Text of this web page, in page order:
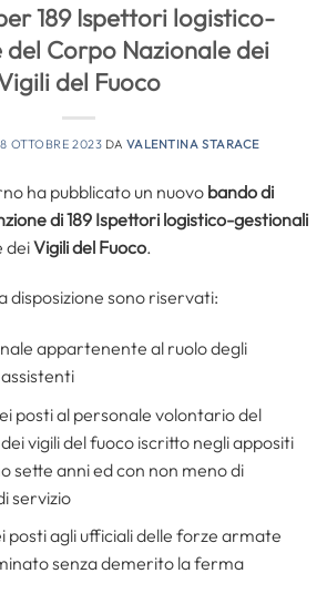
189 Ispettori logistico-
del Corpo Nazionale dei
del Fuoco
OTTOBRE 2023 DAVALENTINA STARACE
ha pubblicato un nuovo bando di
di 189 Ispettori logistico-gestionali
deiVigili del Fuoco.
disposizione sono riservati:
appartenente al ruolo degli
posti al personale volontario del
vigili del fuoco iscritto negli appositi
sette anni ed con non meno di
servizio
posti agli ufficiali delle forze armate
senza demerito la ferma